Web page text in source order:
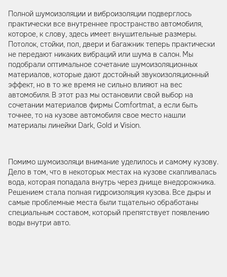
Полной шумоизоляции и виброизоляции подверглось
практически все внутреннее пространcтво автомобиля,
которое, к слову, здесь имеет внушительные размеры.
Потолок, стойки, пол, двери и багажник теперь практически
не передают никаких вибраций или шума в салон. Мы
подобрали оптимальное сочетание шумоизоляционных
материалов, которые дают достойный звукоизоляционный
эффект, но в то же время не сильно влияют на вес
автомобиля. В этот раз мы остановили свой выбор на
сочетании материалов фирмы Comfortmat, а если быть
точнее, то на кузове автомобиля свое место нашли
материалы линейки Dark, Gold и Vision.
Помимо шумоизоляци внимание уделилось и самому кузову.
Дело в том, что в некоторых местах на кузове скапливалась
вода, которая попадала внутрь через днище внедорожника.
Решением стала полная гидроизоляция кузова. Все дыры и
самые проблемные места были тщательно обработаны
специальным составом, который препятствует появлению
воды внутри авто.